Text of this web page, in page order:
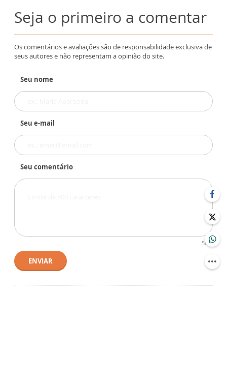
Seja o primeiro a comentar
Os comentários e avaliações são de responsabilidade exclusiva de
seus autores e não representam a opinião do site.
Seu nome
Seu e-mail
Seu comentário
500
ENVIAR